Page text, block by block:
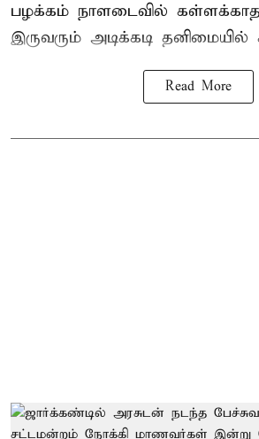
பழக்கம் நாளடைவில்
இருவரும் அடிக்கடி தனிமையில்
Read More